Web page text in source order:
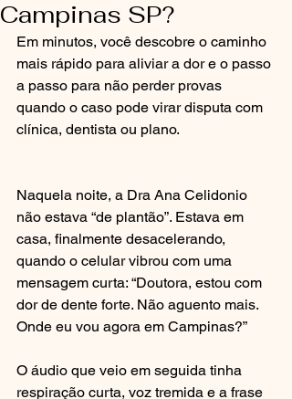
Campinas SP?
Em minutos, você descobre o caminho
mais rápido para aliviar a dor e o passo
a passo para não perder provas
quando o caso pode virar disputa com
clínica, dentista ou plano.
Naquela noite, a Dra Ana Celidonio
não estava “de plantão”. Estava em
casa, finalmente desacelerando,
quando o celular vibrou com uma
mensagem curta: “Doutora, estou com
dor de dente forte. Não aguento mais.
Onde eu vou agora em Campinas?”
O áudio que veio em seguida tinha
respiração curta, voz tremida e a frase